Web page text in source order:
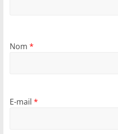
Nom *
E-mail *